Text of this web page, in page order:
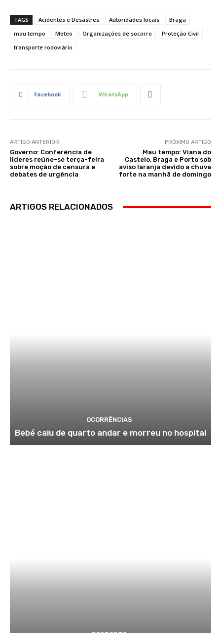
TAGS Acidentes e Desastres Autoridades locais
Braga
mau tempo
Meteo Organizações de socorro
Proteção Civil
transporte rodoviário
Facebook WhatsApp
ARTIGO ANTERIOR
Governo: Conferência de
líderes reúne-se terça-feira
sobre moção de censura e
debates de urgência
PRÓXIMO ARTIGO
Mau tempo: Viana do
Castelo, Braga e Porto sob
aviso laranja devido a chuva
forte na manhã de domingo
ARTIGOS RELACIONADOS
OCORRÊNCIAS
Bebé caiu de quarto andar e morreu no hospital